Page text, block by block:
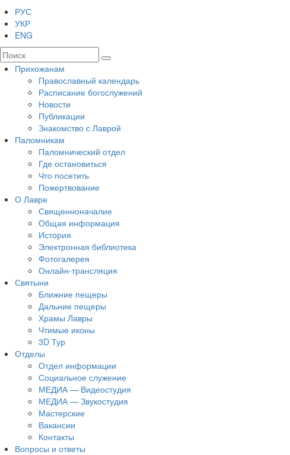
РУС
УКР
ENG
Прихожанам
Православный календарь
Расписание богослужений
Новости
Публикации
Знакомство с Лаврой
Паломникам
Паломнический отдел
Где остановиться
Что посетить
Пожертвование
О Лавре
Священноначалие
Общая информация
История
Электронная библиотека
Фотогалерея
Онлайн-трансляция
Святыни
Ближние пещеры
Дальние пещеры
Храмы Лавры
Чтимые иконы
3D Тур
Отделы
Отдел информации
Социальное служение
МЕДИА — Видеостудия
МЕДИА — Звукостудия
Мастерские
Вакансии
Контакты
Вопросы и ответы